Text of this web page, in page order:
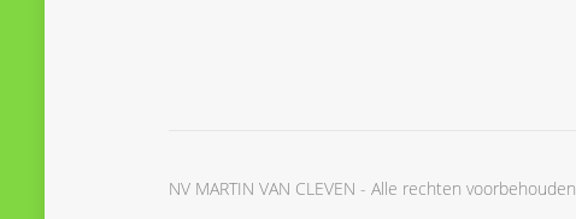
NV MARTIN VAN CLEVEN - Alle rechten voorbehouden